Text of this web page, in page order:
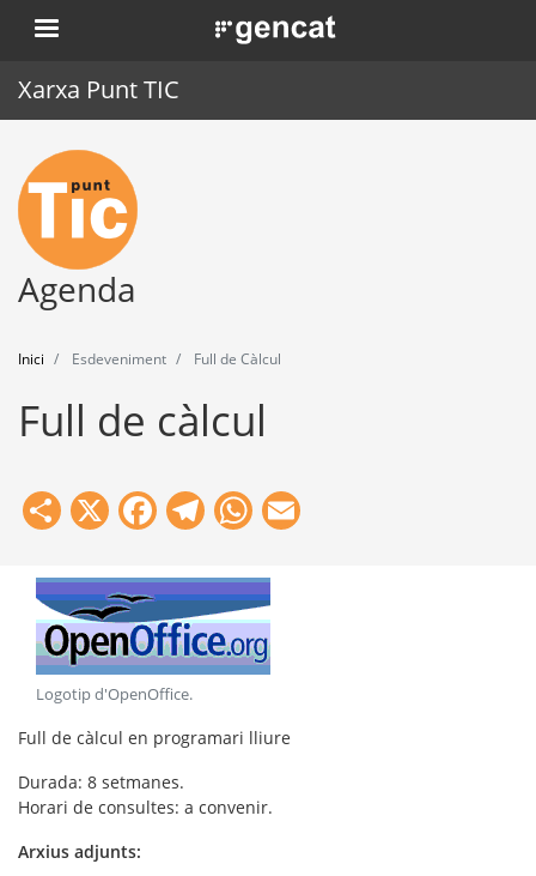
Vés
al
. Obre en una nova finestra.
Xarxa Punt TIC
Inici
Punt TIC
Actualitat
Eines
Agenda
Inici Esdeveniment Full de Càlcul
Full de càlcul
Share
X Facebook
Telegram
WhatsApp
Logotip d'OpenOffice.
Full de càlcul en programari lliure
Durada: 8 setmanes.
Horari de consultes: a convenir.
Arxius adjunts: